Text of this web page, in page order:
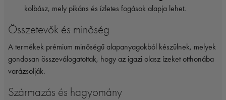
kolbász, mely pikáns és ízletes fogások alapja lehet.
Összetevők és minőség
A termékek prémium minőségű alapanyagokból készülnek, melyek
gondosan összeválogatottak, hogy az igazi olasz ízeket otthonába
varázsolják.
Származás és hagyomány